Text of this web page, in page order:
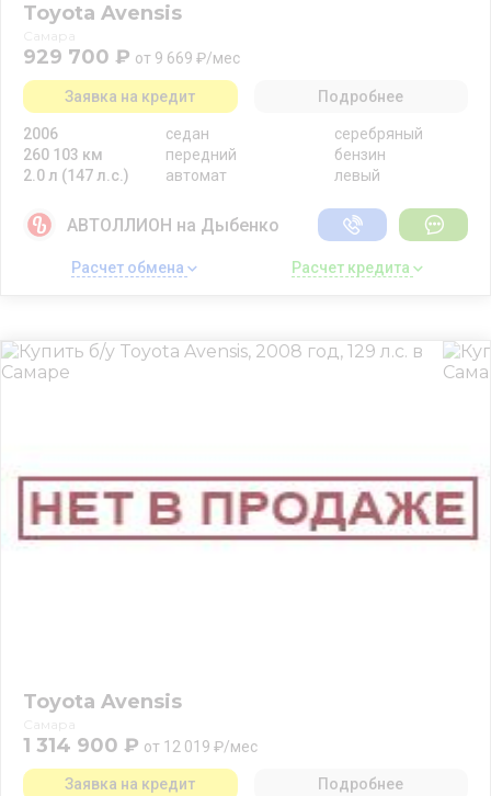
Toyota Avensis
Самара
929 700 ₽ от 9 669 ₽/мес
2006
260 103 км
2.0 л (147 л.с.)
седан
передний
автомат
серебряный
бензин
левый
Заявка на кредит Подробнее
АВТОЛЛИОН на Дыбенко
Расчет обмена Расчет кредита
Toyota Avensis
Самара
1 314 900 ₽ от 12 019 ₽/мес
Заявка на кредит Подробнее